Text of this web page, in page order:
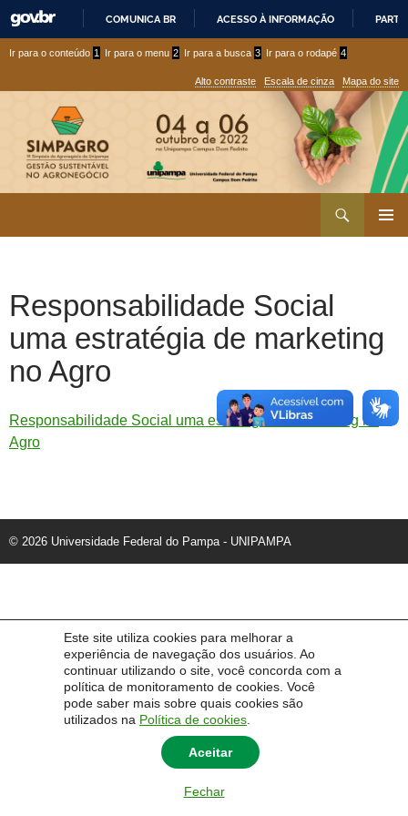
Este site utiliza cookies para melhorar a
experiência de navegação dos usuários. Ao
continuar utilizando o site, você concorda com a
política de monitoramento de cookies. Você
pode saber mais sobre quais cookies são
utilizados na Política de cookies
Aceitar
Fechar
PARA
CONTEÚDO
COMUNICA BR ACESSO À INFORMAÇÃO
conteúdo
menu
Ir para o conteúdo 1 Ir para o menu 2 Ir para a busca 3 Ir para o rodapé 4
Alto contraste Escala de cinza Mapa do site
Responsabilidade Social
uma estratégia de marketing
no Agro
Responsabilidade Social uma estratégia de marketing no
Agro
© 2026 Universidade Federal do Pampa - UNIPAMPA